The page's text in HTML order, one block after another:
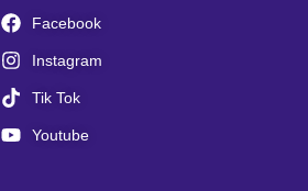
Facebook
Instagram
Tik Tok
Youtube